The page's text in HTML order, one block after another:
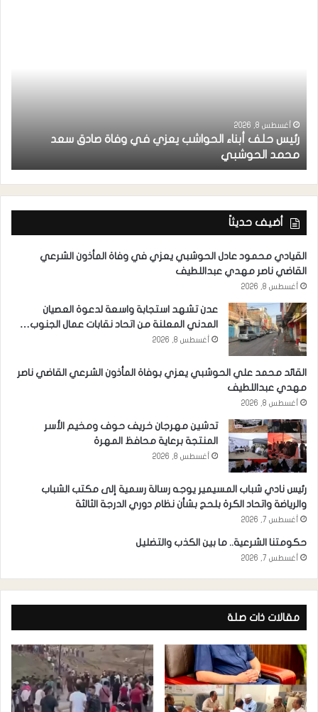
أغسطس 8, 2026
رئيس حلف أبناء الحواشب يعزي في وفاة صادق سعد
محمد الحوشبي
أضيف حديثاً
القيادي محمود عادل الحوشبي يعزي في وفاة المأذون الشرعي
القاضي ناصر مهدي عبداللطيف
أغسطس 8, 2026
عدن تشهد استجابة واسعة لدعوة العصيان
المدني المعلنة من اتحاد نقابات عمال الجنوب…
أغسطس 8, 2026
القائد محمد علي الحوشبي يعزي بوفاة المأذون الشرعي القاضي ناصر
مهدي عبداللطيف
أغسطس 8, 2026
تدشين مهرجان خريف حوف ومخيم الأسر
المنتجة برعاية محافظ المهرة
أغسطس 8, 2026
رئيس نادي شباب المسيمير يوجه رسالة رسمية إلى مكتب الشباب
والرياضة واتحاد الكرة بلحج بشأن نظام دوري الدرجة الثالثة
أغسطس 7, 2026
حكومتنا الشرعية.. ما بين الكذب والتضليل
أغسطس 7, 2026
مقالات ذات صلة